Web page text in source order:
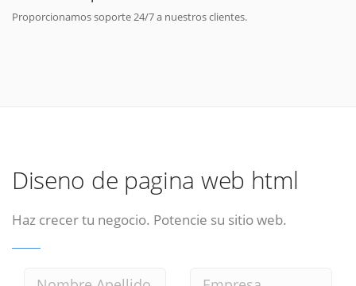
Proporcionamos soporte 24/7 a nuestros clientes.
Diseno de pagina web html
Haz crecer tu negocio. Potencie su sitio web.